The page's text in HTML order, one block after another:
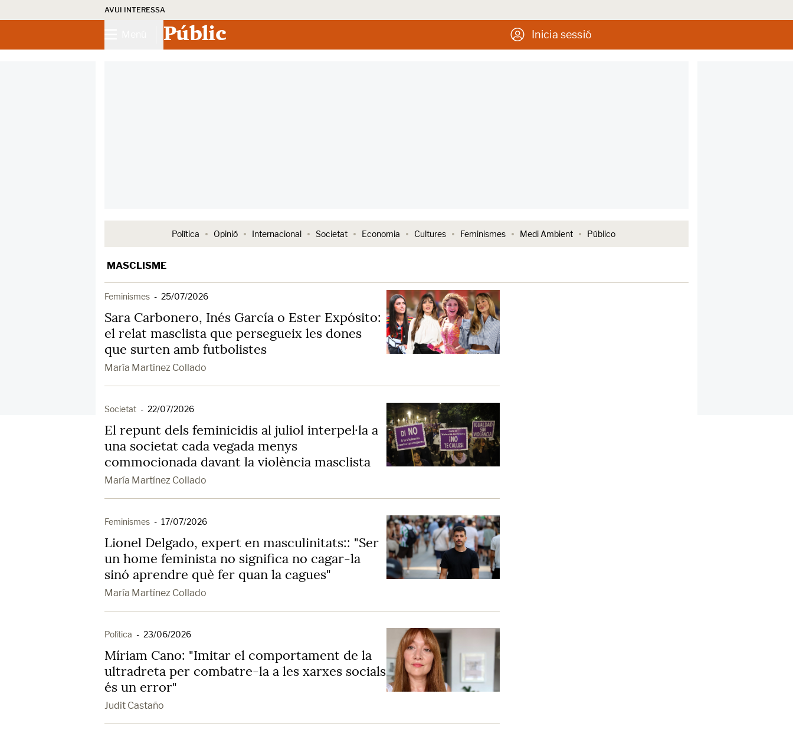
AVUI INTERESSA
Públic Inicia sessió
Política Opinió Internacional Societat Economia Cultures Feminismes Medi Ambient Público
MASCLISME
Feminismes - 25/07/2026
Sara Carbonero, Inés García o Ester Expósito:
el relat masclista que persegueix les dones
que surten amb futbolistes
María Martínez Collado
Societat - 22/07/2026
El repunt dels feminicidis al juliol interpel·la a
una societat cada vegada menys
commocionada davant la violència masclista
María Martínez Collado
Feminismes - 17/07/2026
Lionel Delgado, expert en masculinitats:: "Ser
un home feminista no significa no cagar-la
sinó aprendre què fer quan la cagues"
María Martínez Collado
Política - 23/06/2026
Míriam Cano: "Imitar el comportament de la
ultradreta per combatre-la a les xarxes socials
és un error"
Judit Castaño